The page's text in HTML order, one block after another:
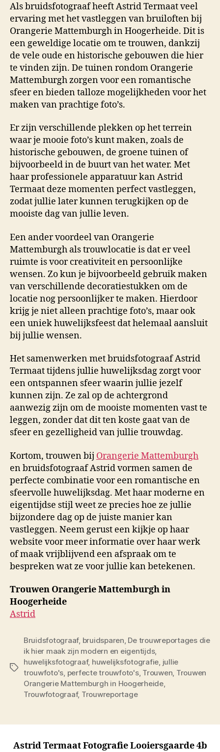
Als bruidsfotograaf heeft Astrid Termaat veel
ervaring met het vastleggen van bruiloften bij
Orangerie Mattemburgh in Hoogerheide. Dit is
een geweldige locatie om te trouwen, dankzij
de vele oude en historische gebouwen die hier
te vinden zijn. De tuinen rondom Orangerie
Mattemburgh zorgen voor een romantische
sfeer en bieden talloze mogelijkheden voor het
maken van prachtige foto’s.
Er zijn verschillende plekken op het terrein
waar je mooie foto’s kunt maken, zoals de
historische gebouwen, de groene tuinen of
bijvoorbeeld in de buurt van het water. Met
haar professionele apparatuur kan Astrid
Termaat deze momenten perfect vastleggen,
zodat jullie later kunnen terugkijken op de
mooiste dag van jullie leven.
Een ander voordeel van Orangerie
Mattemburgh als trouwlocatie is dat er veel
ruimte is voor creativiteit en persoonlijke
wensen. Zo kun je bijvoorbeeld gebruik maken
van verschillende decoratiestukken om de
locatie nog persoonlijker te maken. Hierdoor
krijg je niet alleen prachtige foto’s, maar ook
een uniek huwelijksfeest dat helemaal aansluit
bij jullie wensen.
Het samenwerken met bruidsfotograaf Astrid
Termaat tijdens jullie huwelijksdag zorgt voor
een ontspannen sfeer waarin jullie jezelf
kunnen zijn. Ze zal op de achtergrond
aanwezig zijn om de mooiste momenten vast te
leggen, zonder dat dit ten koste gaat van de
sfeer en gezelligheid van jullie trouwdag.
Kortom, trouwen bij Orangerie Mattemburgh
en bruidsfotograaf Astrid vormen samen de
perfecte combinatie voor een romantische en
sfeervolle huwelijksdag. Met haar moderne en
eigentijdse stijl weet ze precies hoe ze jullie
bijzondere dag op de juiste manier kan
vastleggen. Neem gerust een kijkje op haar
website voor meer informatie over haar werk
of maak vrijblijvend een afspraak om te
bespreken wat ze voor jullie kan betekenen.
Trouwen Orangerie Mattemburgh in
Hoogerheide
Astrid
Tags
Bruidsfotograaf, bruidsparen, De trouwreportages die
ik hier maak zijn modern en eigentijds,
huwelijksfotograaf, huwelijksfotografie, jullie
trouwfoto's, perfecte trouwfoto's, Trouwen, Trouwen
Orangerie Mattemburgh in Hoogerheide,
Trouwfotograaf, Trouwreportage
Astrid Termaat Fotografie Looiersgaarde 4b